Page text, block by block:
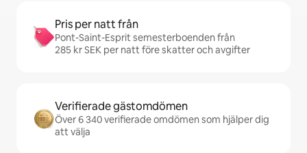
Pris per natt från
Pont-Saint-Esprit semesterboenden från
285 kr SEK per natt före skatter och avgifter
Verifierade gästomdömen
Över 6 340 verifierade omdömen som hjälper dig
att välja